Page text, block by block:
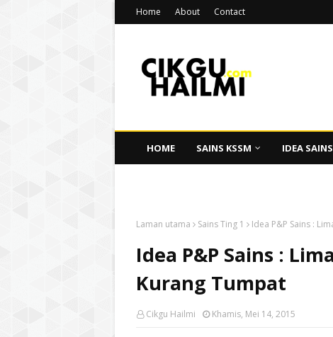
Home About Contact
HOME SAINS KSSM IDEA
Laman utama Sains Ting 1 Idea P&P Sains :
Idea P&P Sains :
Kurang Tumpat
Cikgu Hailmi Khamis, Mei 14, 2015